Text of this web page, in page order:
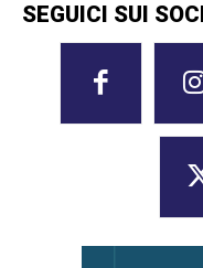
SEGUICI SUI